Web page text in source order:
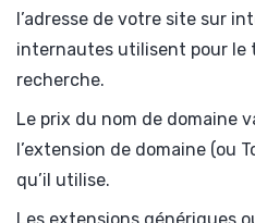
l’adresse de votre site sur
internautes utilisent pour le
recherche.
Le prix du nom de domaine
l’extension de domaine (ou
qu’il utilise.